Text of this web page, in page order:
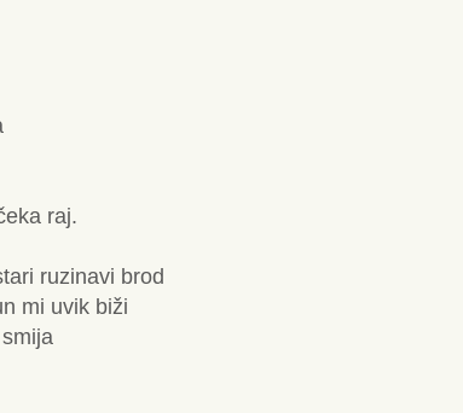
raj.
ruzinavi brod
mi uvik biži